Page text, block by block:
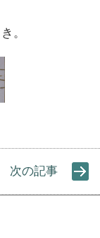
。
次の記事